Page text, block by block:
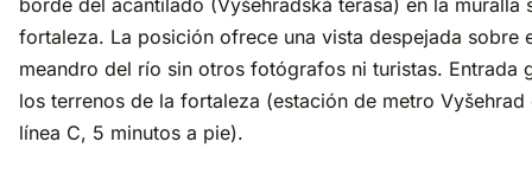
fortaleza. La posición ofrece una vista despejada sobre
meandro del río sin otros fotógrafos ni turistas. Entrada
los terrenos de la fortaleza (estación de metro Vyšehrad
línea C, 5 minutos a pie).